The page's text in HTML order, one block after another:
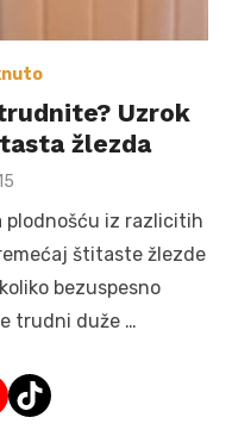
Uzrok
žlezda
plodnošću iz razlicitih
štitaste žlezde
bezuspesno
trudni duže …
TikTok